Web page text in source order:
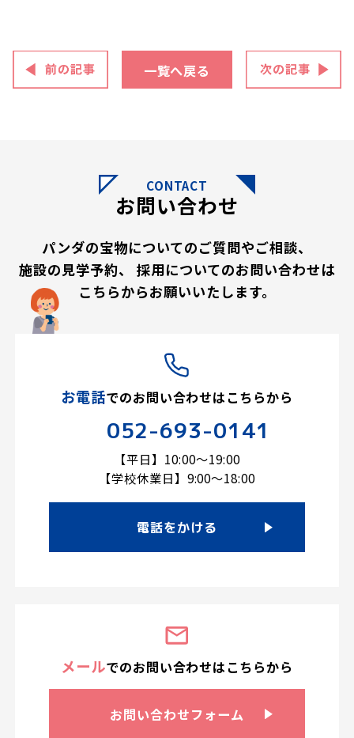
一覧へ戻る
CONTACT
お問い合わせ
パンダの宝物についてのご質問やご相談、
施設の見学予約、
採用についてのお問い合わせは
こちらからお願いいたします。
お電話でのお問い合わせはこちらから
052-693-0141
【平日】10:00～19:00
【学校休業日】9:00～18:00
電話をかける
メールでのお問い合わせはこちらから
お問い合わせフォーム